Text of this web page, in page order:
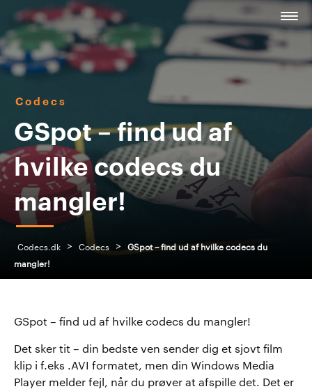
Codecs
GSpot – find ud af
hvilke codecs du
mangler!
Codecs.dk > Codecs >
GSpot – find ud af hvilke codecs du
mangler!
GSpot – find ud af hvilke codecs du mangler!
Det sker tit – din bedste ven sender dig et sjovt film
klip i f.eks .AVI formatet, men din Windows Media
Player melder fejl, når du prøver at afspille det. Det er